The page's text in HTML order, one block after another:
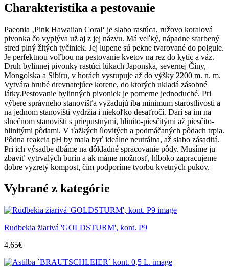
Charakteristika a pestovanie
Paeonia ‚Pink Hawaiian Coral‘ je slabo rastúca, ružovo koralová
pivonka čo vyplýva už aj z jej názvu. Má veľký, nápadne sfarbený
stred plný žltých tyčiniek. Jej lupene sú pekne tvarované do polgule.
Je perfektnou voľbou na pestovanie kvetov na rez do kytíc a váz.
Druh bylinnej pivonky rastúci lúkach Japonska, severnej Číny,
Mongolska a Sibíru, v horách vystupuje až do výšky 2200 m. n. m.
Vytvára hrubé drevnatejúce korene, do ktorých ukladá zásobné
látky.Pestovanie bylinných pivoniek je pomerne jednoduché. Pri
výbere správneho stanovišťa vyžadujú iba minimum starostlivosti a
na jednom stanovišti vydržia i niekoľko desaťročí. Darí sa im na
slnečnom stanovišti s priepustnými, hlinito-piesčitými až piesčito-
hlinitými pôdami. V ťažkých ílovitých a podmáčaných pôdach trpia.
Pôdna reakcia pH by mala byť ideálne neutrálna, až slabo zásaditá.
Pri ich výsadbe dbáme na dôkladné spracovanie pôdy. Musíme ju
zbaviť vytrvalých burín a ak máme možnosť, hlboko zapracujeme
dobre vyzretý kompost, čím podporíme tvorbu kvetných pukov.
Vybrané z kategórie
Rudbekia žiarivá 'GOLDSTURM', kont. P9
4,65€